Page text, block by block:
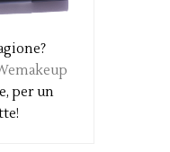
per un